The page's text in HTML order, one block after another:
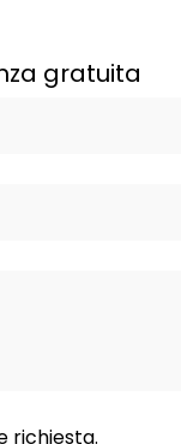
gratuita
richiesta.